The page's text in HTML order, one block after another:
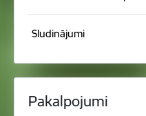
Sludinājumi
Pakalpojumi